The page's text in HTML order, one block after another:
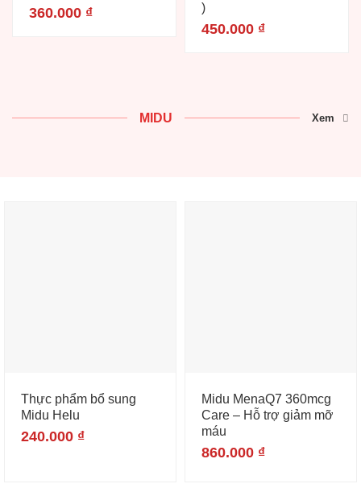
360.000 ₫
)
450.000 ₫
MIDU Xem
Thực phẩm bổ sung
Midu Helu
240.000 ₫
Midu MenaQ7 360mcg
Care – Hỗ trợ giảm mỡ
máu
860.000 ₫